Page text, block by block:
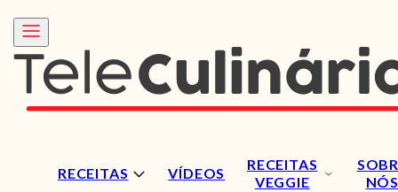
RECEITAS VÍDEOS
RECEITAS
VEGGIE
NÓS